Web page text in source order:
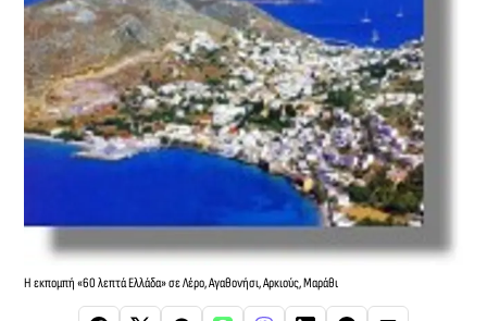
Η εκπομπή «60 λεπτά Ελλάδα» σε Λέρο, Αγαθονήσι, Αρκιούς, Μαράθι